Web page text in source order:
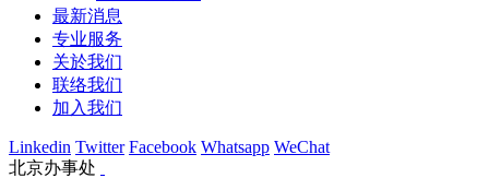
最新消息
专业服务
关於我们
联络我们
加入我们
Linkedin Twitter Facebook Whatsapp WeChat
北京办事处